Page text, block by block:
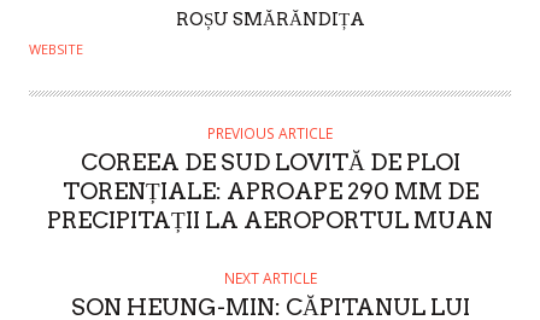
U
H
ROȘU SMĂRĂNDIȚA
WEBSITE
PREVIOUS ARTICLE
COREEA DE SUD LOVITĂ DE PLOI
TORENȚIALE: APROAPE 290 MM DE
PRECIPITAȚII LA AEROPORTUL MUAN
NEXT ARTICLE
SON HEUNG-MIN: CĂPITANUL LUI